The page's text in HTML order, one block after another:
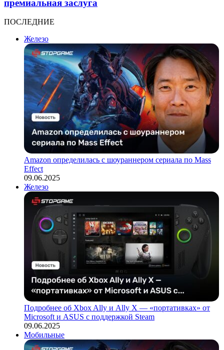
премиальная заслуга
ПОСЛЕДНИЕ
Железо
Amazon определилась с шоураннером сериала по Mass
Effect
09.06.2025
Железо
Подробнее об Xbox Ally и Ally X — «портативках» от
Microsoft и ASUS с поддержкой Steam
09.06.2025
Мобильные